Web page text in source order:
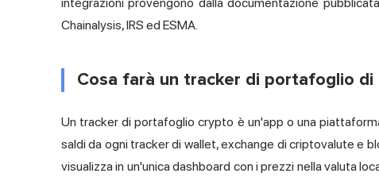
integrazioni provengono dalla documentazione
Chainalysis, IRS ed ESMA.
Cosa farà un tracker di portafoglio
Un tracker di portafoglio crypto è un'app o una
saldi da ogni tracker di wallet, exchange di criptovalute e
visualizza in un'unica dashboard con i prezzi nella valuta